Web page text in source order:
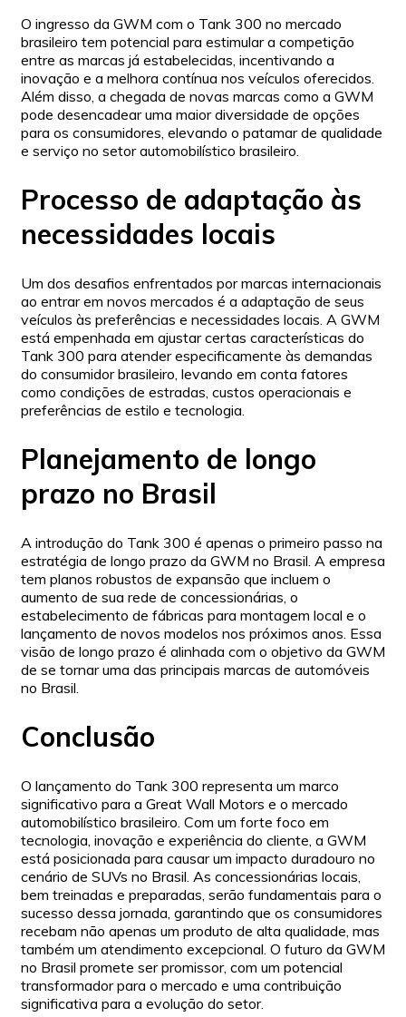
O ingresso da GWM com o Tank 300 no mercado
brasileiro tem potencial para estimular a competição
entre as marcas já estabelecidas, incentivando a
inovação e a melhora contínua nos veículos oferecidos.
Além disso, a chegada de novas marcas como a GWM
pode desencadear uma maior diversidade de opções
para os consumidores, elevando o patamar de qualidade
e serviço no setor automobilístico brasileiro.
Processo de adaptação às
necessidades locais
Um dos desafios enfrentados por marcas internacionais
ao entrar em novos mercados é a adaptação de seus
veículos às preferências e necessidades locais. A GWM
está empenhada em ajustar certas características do
Tank 300 para atender especificamente às demandas
do consumidor brasileiro, levando em conta fatores
como condições de estradas, custos operacionais e
preferências de estilo e tecnologia.
Planejamento de longo
prazo no Brasil
A introdução do Tank 300 é apenas o primeiro passo na
estratégia de longo prazo da GWM no Brasil. A empresa
tem planos robustos de expansão que incluem o
aumento de sua rede de concessionárias, o
estabelecimento de fábricas para montagem local e o
lançamento de novos modelos nos próximos anos. Essa
visão de longo prazo é alinhada com o objetivo da GWM
de se tornar uma das principais marcas de automóveis
no Brasil.
Conclusão
O lançamento do Tank 300 representa um marco
significativo para a Great Wall Motors e o mercado
automobilístico brasileiro. Com um forte foco em
tecnologia, inovação e experiência do cliente, a GWM
está posicionada para causar um impacto duradouro no
cenário de SUVs no Brasil. As concessionárias locais,
bem treinadas e preparadas, serão fundamentais para o
sucesso dessa jornada, garantindo que os consumidores
recebam não apenas um produto de alta qualidade, mas
também um atendimento excepcional. O futuro da GWM
no Brasil promete ser promissor, com um potencial
transformador para o mercado e uma contribuição
significativa para a evolução do setor.